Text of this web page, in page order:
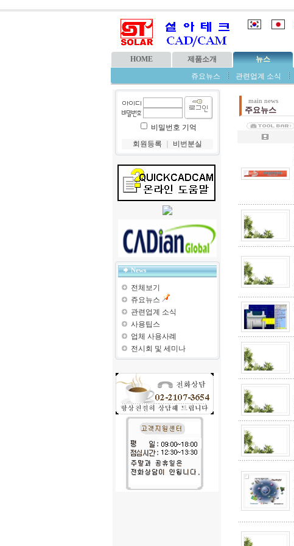
HOME 제품소개 뉴스
쥬요뉴스
관련업계 소식
비밀번호 기억
회원등록
비번분실
News
전체보기
쥬요뉴스
관련업계 소식
사용팁스
업체 사용사례
전시회 및 세미나
main news
주요뉴스